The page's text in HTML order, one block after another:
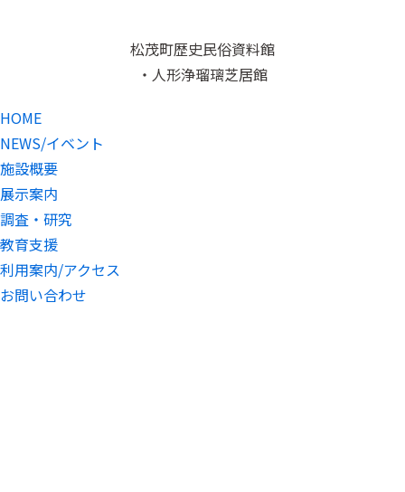
松茂町歴史民俗資料館
・人形浄瑠璃芝居館
HOME
NEWS/イベント
施設概要
展示案内
調査・研究
教育支援
利用案内/アクセス
お問い合わせ